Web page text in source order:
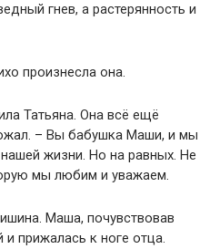
гнев, а растерянность и
произнесла она.
Татьяна. Она всё ещё
– Вы бабушка Маши, и мы
жизни. Но на равных. Не
мы любим и уважаем.
Маша, почувствовав
прижалась к ноге отца.